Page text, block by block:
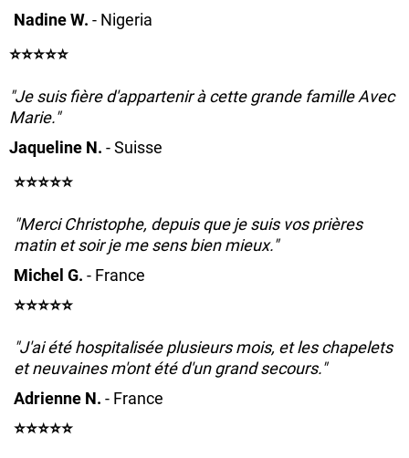
Nadine W. - Nigeria
⭐️⭐️⭐️⭐️⭐️
"Je suis fière d'appartenir à cette grande famille Avec
Marie."
Jaqueline N. - Suisse
⭐️⭐️⭐️⭐️⭐️
"Merci Christophe, depuis que je suis vos prières
matin et soir je me sens bien mieux."
Michel G. - France
⭐️⭐️⭐️⭐️⭐️
"J'ai été hospitalisée plusieurs mois, et les chapelets
et neuvaines m'ont été d'un grand secours."
Adrienne N. - France
⭐️⭐️⭐️⭐️⭐️